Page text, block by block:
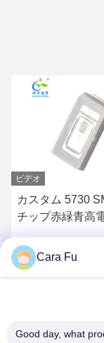
ビデオ
カスタム 5730
チップ赤緑青高
Cara Fu
Good day, what